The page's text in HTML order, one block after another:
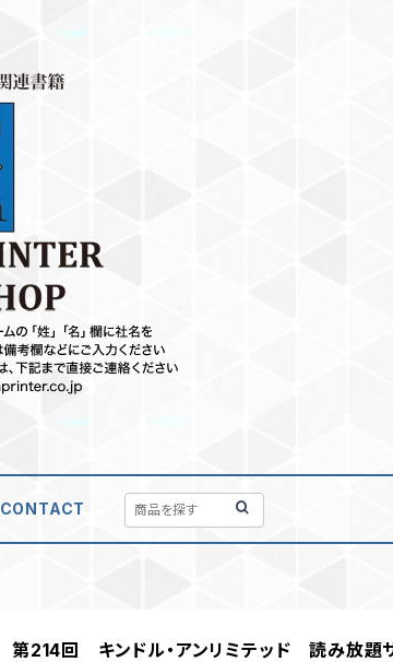
CONTACT
第214回 キンドル・アンリミテッド 読み放題